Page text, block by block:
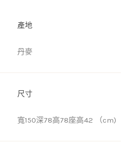
產地
丹麥
尺寸
寬150深78高78座高42 （cm)